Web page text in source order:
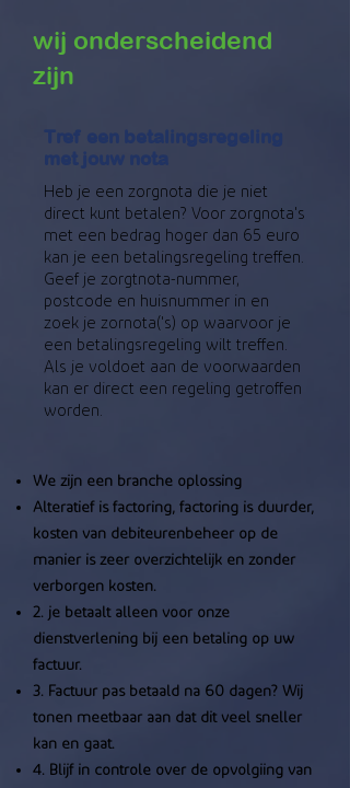
wij onderscheidend
zijn
Tref een betalingsregeling
met jouw nota
Heb je een zorgnota die je niet
direct kunt betalen? Voor zorgnota's
met een bedrag hoger dan 65 euro
kan je een betalingsregeling treffen.
Geef je zorgtnota-nummer,
postcode en huisnummer in en
zoek je zornota('s) op waarvoor je
een betalingsregeling wilt treffen.
Als je voldoet aan de voorwaarden
kan er direct een regeling getroffen
worden.
We zijn een branche oplossing
Alteratief is factoring, factoring is duurder,
kosten van debiteurenbeheer op de
manier is zeer overzichtelijk en zonder
verborgen kosten.
2. je betaalt alleen voor onze
dienstverlening bij een betaling op uw
factuur.
3. Factuur pas betaald na 60 dagen? Wij
tonen meetbaar aan dat dit veel sneller
kan en gaat.
4. Blijf in controle over de opvolgiing van